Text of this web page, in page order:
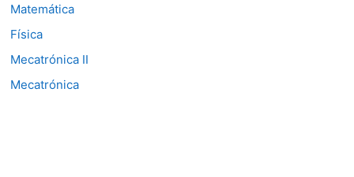
Matemática
Física
Mecatrónica II
Mecatrónica